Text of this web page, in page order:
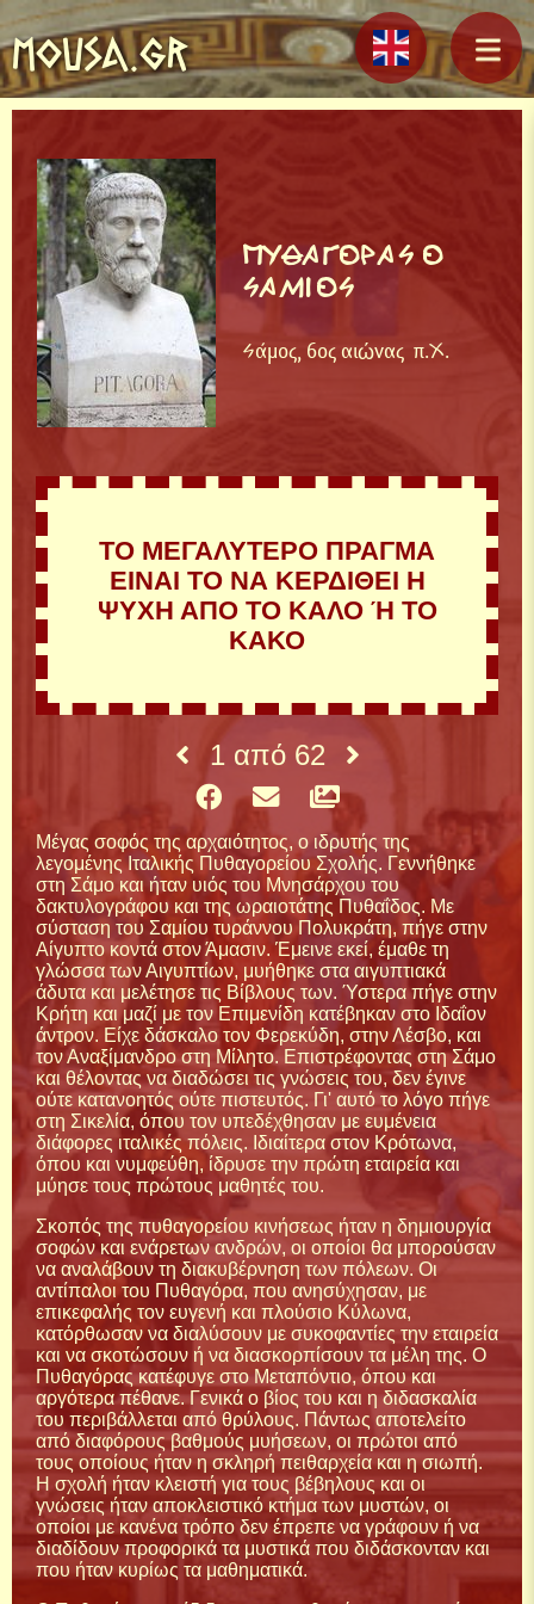
MOUSA.GR
ΠΥΘΑΓΟΡΑΣ Ο
ΣΑΜΙΟΣ
Σάμος, 6ος αιώνας π.Χ.
ΤΟ ΜΕΓΑΛΥΤΕΡΟ ΠΡΑΓΜΑ
ΕΙΝΑΙ ΤΟ ΝΑ ΚΕΡΔΙΘΕΙ Η
ΨΥΧΗ ΑΠΟ ΤΟ ΚΑΛΟ Ή ΤΟ
ΚΑΚΟ
1από 62
Μέγας σοφός της αρχαιότητος, ο ιδρυτής της
λεγομένης Ιταλικής Πυθαγορείου Σχολής. Γεννήθηκε
στη Σάμο και ήταν υιός του Μνησάρχου του
δακτυλογράφου και της ωραιοτάτης Πυθαΐδος. Με
σύσταση του Σαμίου τυράννου Πολυκράτη, πήγε στην
Αίγυπτο κοντά στον Άμασιν. Έμεινε εκεί, έμαθε τη
γλώσσα των Αιγυπτίων, μυήθηκε στα αιγυπτιακά
άδυτα και μελέτησε τις Βίβλους των. Ύστερα πήγε στην
Κρήτη και μαζί με τον Επιμενίδη κατέβηκαν στο Ιδαΐον
άντρον. Είχε δάσκαλο τον Φερεκύδη, στην Λέσβο, και
τον Αναξίμανδρο στη Μίλητο. Επιστρέφοντας στη Σάμο
και θέλοντας να διαδώσει τις γνώσεις του, δεν έγινε
ούτε κατανοητός ούτε πιστευτός. Γι' αυτό το λόγο πήγε
στη Σικελία, όπου τον υπεδέχθησαν με ευμένεια
διάφορες ιταλικές πόλεις. Ιδιαίτερα στον Κρότωνα,
όπου και νυμφεύθη, ίδρυσε την πρώτη εταιρεία και
μύησε τους πρώτους μαθητές του.
Σκοπός της πυθαγορείου κινήσεως ήταν η δημιουργία
σοφών και ενάρετων ανδρών, οι οποίοι θα μπορούσαν
να αναλάβουν τη διακυβέρνηση των πόλεων. Οι
αντίπαλοι του Πυθαγόρα, που ανησύχησαν, με
επικεφαλής τον ευγενή και πλούσιο Κύλωνα,
κατόρθωσαν να διαλύσουν με συκοφαντίες την εταιρεία
και να σκοτώσουν ή να διασκορπίσουν τα μέλη της. Ο
Πυθαγόρας κατέφυγε στο Μεταπόντιο, όπου και
αργότερα πέθανε. Γενικά ο βίος του και η διδασκαλία
του περιβάλλεται από θρύλους. Πάντως αποτελείτο
από διαφόρους βαθμούς μυήσεων, οι πρώτοι από
τους οποίους ήταν η σκληρή πειθαρχεία και η σιωπή.
Η σχολή ήταν κλειστή για τους βέβηλους και οι
γνώσεις ήταν αποκλειστικό κτήμα των μυστών, οι
οποίοι με κανένα τρόπο δεν έπρεπε να γράφουν ή να
διαδίδουν προφορικά τα μυστικά που διδάσκονταν και
που ήταν κυρίως τα μαθηματικά.